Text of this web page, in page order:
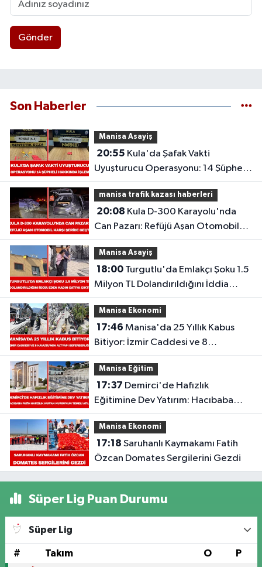
Gönder
Son Haberler
Manisa Asayiş
20:55
Uyuşturucu Operasyonu: 14 Şüpheli
Hakkında İşlem
manisa trafik kazası haberleri
20:08
Can Pazarı: Refüjü Aşan Otomobil
Karşı Şeride Geçti,
Manisa Asayiş
18:00Turgutlu'da Emlakçı Şoku 1.5
Milyon TL Dolandırıldığını İddia
Eden Kadın Çatıya Çıktı
Manisa Ekonomi
17:46
Bitiyor: İzmir Caddesi ve 8
Havuzu'nda Altyapı Seferberliği
Başladı
Manisa Eğitim
17:37
Eğitimine Dev Yatırım: Hacıbaba
Fatih Hafızlık Kur’an Kursu’nun
Temeli Atıldı
Manisa Ekonomi
17:18
Özcan Domates Sergilerini Gezdi
Süper Lig Puan Durumu
Süper Lig
# Takım O P